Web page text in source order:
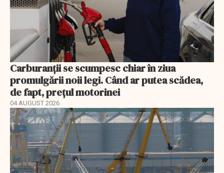
Carburanții se scumpesc chiar în ziua
promulgării noii legi. Când ar putea scădea,
de fapt, prețul motorinei
04 AUGUST 2026